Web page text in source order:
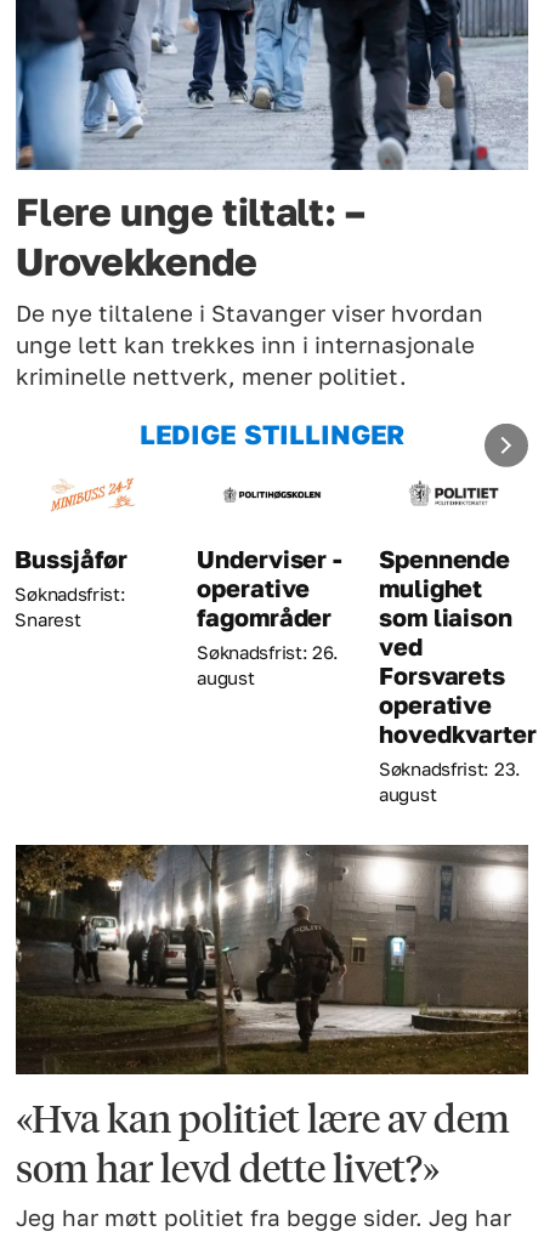
Flere unge tiltalt: –
Urovekkende
De nye tiltalene i Stavanger viser hvordan
unge lett kan trekkes inn i internasjonale
kriminelle nettverk, mener politiet.
LEDIGE STILLINGER
Bussjåfør
Søknadsfrist:
Snarest
Underviser -
operative
fagområder
Søknadsfrist: 26.
august
Spennende
mulighet
som liaison
ved
Forsvarets
operative
hovedkvarter
Søknadsfrist: 23.
august
«Hva kan politiet lære av dem
som har levd dette livet?»
Jeg har møtt politiet fra begge sider. Jeg har